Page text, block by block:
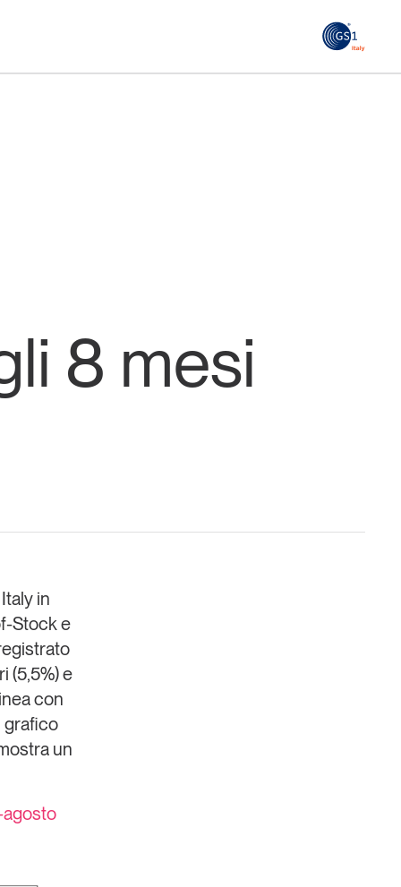
GS1
8 mesi
in
Stock e
(5,5%) e
con
grafico
un
agosto